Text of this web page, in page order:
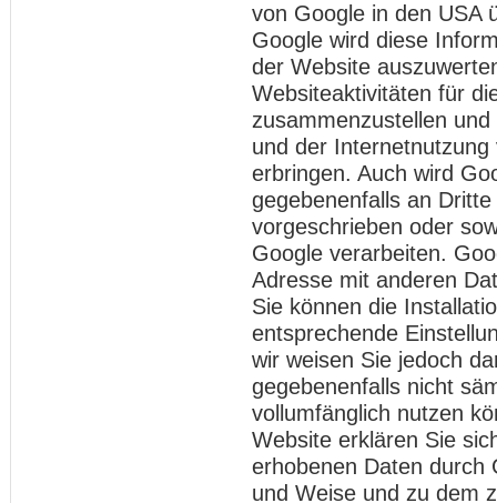
von Google in den USA
Google wird diese
der Website
Websiteaktivitäten für
zusammenzustellen
und der
erbringen. Auch wird
gegebenenfalls an
vorgeschrieben oder
Google verarbeiten.
Adresse mit anderen
Sie können die
entsprechende
wir weisen Sie jedoch
gegebenenfalls nicht
vollumfänglich nutzen
Website erklären Sie
erhobenen Daten durch
und Weise und zu dem